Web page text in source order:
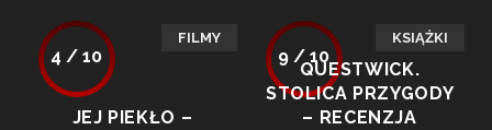
FILMY
4 / 10
JEJ PIEKŁO –
KSIĄŻKI
9 / 10
QUESTWICK.
STOLICA PRZYGODY
– RECENZJA